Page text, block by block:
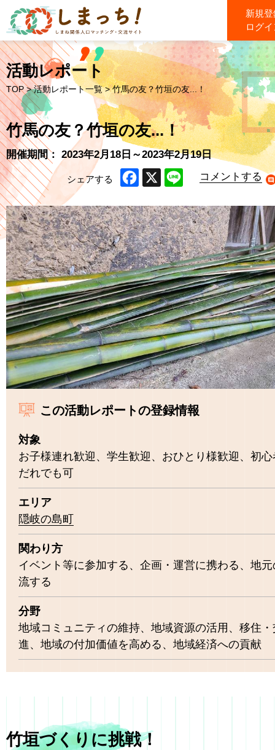
新規
ログ
活動レポート
TOP >活動レポート一覧> 竹馬の友？竹垣の友...！
竹馬の友？竹垣の友...！
開催期間： 2023年2月18日～2023年2月19日
シェアする
コメントする
この活動レポートの登録情報
対象
お子様連れ歓迎、学生歓迎、おひとり様歓迎、初
だれでも可
エリア
隠岐の島町
関わり方
イベント等に参加する、企画・運営に携わる、地
流する
分野
地域コミュニティの維持、地域資源の活用、移住
進、地域の付加価値を高める、地域経済への貢献
竹垣づくりに挑戦！